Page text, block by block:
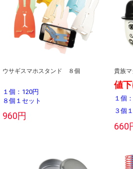
ウサギスマホスタンド ８個
１個：120円
８個１セット
960円
貴族
値
１個
３個
660